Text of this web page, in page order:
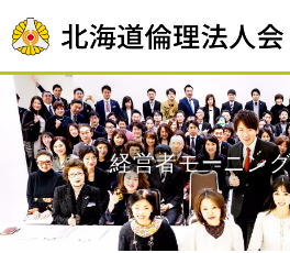
経営者モーニン